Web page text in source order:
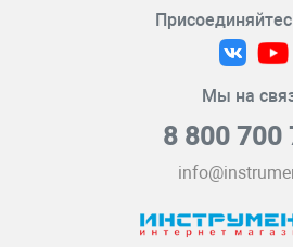
Мы на
8 800 700